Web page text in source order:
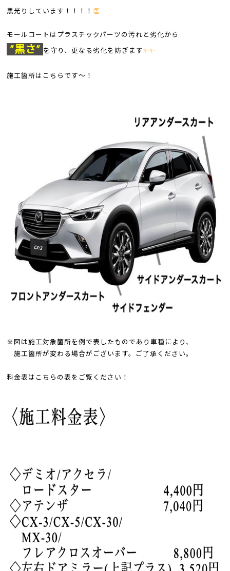
黒光りしています！！！！ 👏
モールコートはプラスチックパーツの汚れと劣化から
”黒さ” を守り、更なる劣化を防ぎます✨✨
施工箇所はこちらです～！
※図は施工対象箇所を例で表したものであり車種により、
施工箇所が変わる場合がございます。ご了承ください。
料金表はこちらの表をご覧ください！